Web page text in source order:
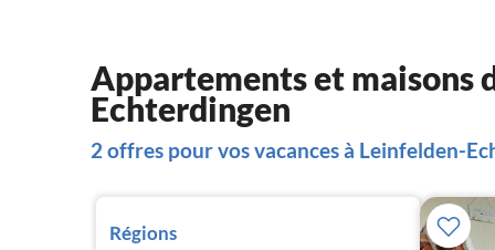
Appartements et maisons
Echterdingen
2 offres pour vos vacances à Leinfelden-
Régions